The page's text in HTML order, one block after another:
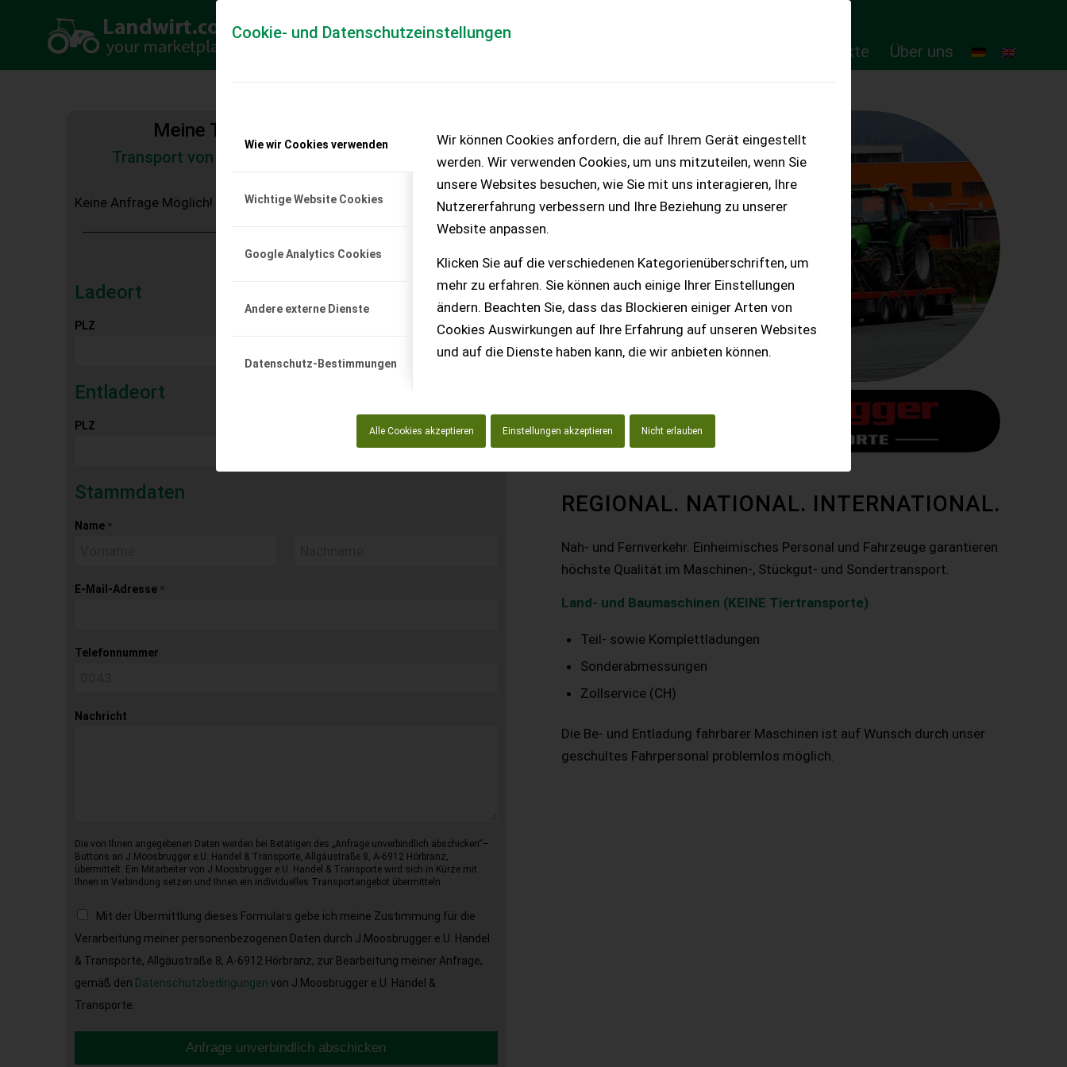
Cookie- und Datenschutzeinstellungen
Wie wir Cookies verwenden
Wichtige Website Cookies
Google Analytics Cookies
Andere externe Dienste
Datenschutz-Bestimmungen
Wir können Cookies anfordern, die auf Ihrem Gerät eingestellt
werden. Wir verwenden Cookies, um uns mitzuteilen, wenn Sie
unsere Websites besuchen, wie Sie mit uns interagieren, Ihre
Nutzererfahrung verbessern und Ihre Beziehung zu unserer
Website anpassen.
Klicken Sie auf die verschiedenen Kategorienüberschriften, um
mehr zu erfahren. Sie können auch einige Ihrer Einstellungen
ändern. Beachten Sie, dass das Blockieren einiger Arten von
Cookies Auswirkungen auf Ihre Erfahrung auf unseren Websites
und auf die Dienste haben kann, die wir anbieten können.
Alle Cookies akzeptieren Einstellungen akzeptieren Nicht erlauben
Online-Produkte Über uns
Meine Transportkostenanfrage
Transport von Land- und Baumaschinen – KEINE
Keine Anfrage Möglich!
Ladeort
PLZ
Entladeort
PLZ
Stammdaten
Name *
E-Mail-Adresse *
Telefonnummer
Nachricht
Die von Ihnen angegebenen Daten werden bei Betätigen des „Anfrage unverbindlich abschicken“–
Buttons an J.Moosbrugger e.U. Handel & Transporte, Allgäustraße 8, A-6912 Hörbranz,
übermittelt. Ein Mitarbeiter von J.Moosbrugger e.U. Handel & Transporte wird sich in Kürze mit
Ihnen in Verbindung setzen und Ihnen ein individuelles Transportangebot übermitteln.
Mit der Übermittlung dieses Formulars gebe ich meine Zustimmung für die
Verarbeitung meiner personenbezogenen Daten durch J.Moosbrugger e.U. Handel
& Transporte, Allgäustraße 8, A-6912 Hörbranz, zur Bearbeitung meiner Anfrage,
gemäß den Datenschutzbedingungen von J.Moosbrugger e.U. Handel &
Transporte.
Anfrage unverbindlich abschicken
REGIONAL. NATIONAL. INTERNATIONAL.
Nah- und Fernverkehr. Einheimisches Personal und Fahrzeuge garantieren
höchste Qualität im Maschinen-, Stückgut- und Sondertransport.
Land- und Baumaschinen (KEINE Tiertransporte)
Teil- sowie Komplettladungen
Sonderabmessungen
Zollservice (CH)
Die Be- und Entladung fahrbarer Maschinen ist auf Wunsch durch unser
geschultes Fahrpersonal problemlos möglich.